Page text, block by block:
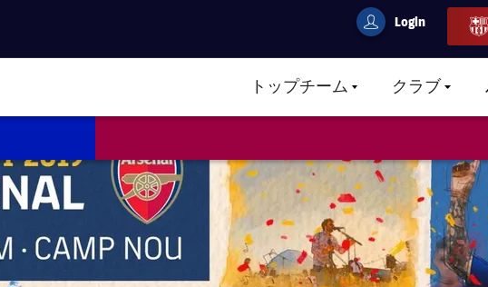
userCulers
Login
トップチームLABEL.ARIA.CARETDOWN
クラブ